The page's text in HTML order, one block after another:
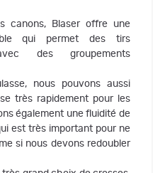
canons, Blaser offre une
qui permet des tirs
des groupements
nous pouvons aussi
très rapidement pour les
également une fluidité de
est très important pour ne
si nous devons redoubler